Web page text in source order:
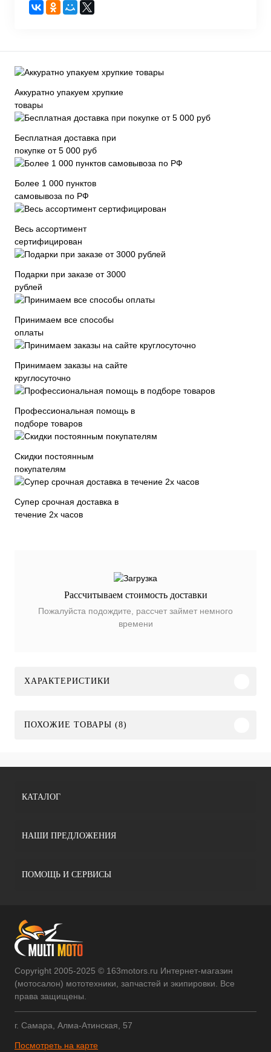
Аккуратно упакуем хрупкие
товары
Бесплатная доставка при
покупке от 5 000 руб
Более 1 000 пунктов
самовывоза по РФ
Весь ассортимент
сертифицирован
Подарки при заказе от 3000
рублей
Принимаем все способы
оплаты
Принимаем заказы на сайте
круглосуточно
Профессиональная помощь в
подборе товаров
Скидки постоянным
покупателям
Супер срочная доставка в
течение 2х часов
Рассчитываем стоимость доставки
Пожалуйста подождите, рассчет займет немного
времени
ХАРАКТЕРИСТИКИ
ПОХОЖИЕ ТОВАРЫ (8)
КАТАЛОГ
НАШИ ПРЕДЛОЖЕНИЯ
ПОМОЩЬ И СЕРВИСЫ
Copyright 2005-2025 © 163motors.ru Интернет-магазин
(мотосалон) мототехники, запчастей и экипировки. Все
права защищены.
г. Самара, Алма-Атинская, 57
Посмотреть на карте